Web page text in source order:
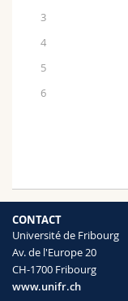
3
4
5
6
CONTACT
Université de Fribourg
Av. de l'Europe 20
CH-1700 Fribourg
www.unifr.ch